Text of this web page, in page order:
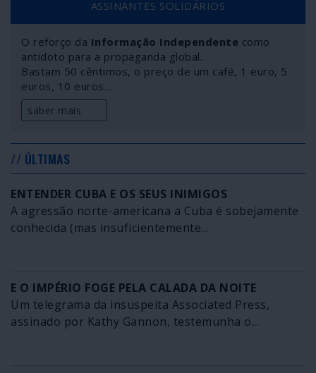
empresas chinesas possuidoras do plano A para
restauração e modernização das infraestruturas
desenvolvimentistas e produtivas do país. O Líbano
está numa encruzilhada: mais da mesma degradação sob
o mito neoliberal da “Paris do Oriente”; ou virar-se para
Leste, ao reencontro da história, da cultura e de uma via
de desenvolvimento independente.
ASSINANTES SOLIDÁRIOS
O reforço da Informação Independente como
antídoto para a propaganda global.
Bastam 50 cêntimos, o preço de um café, 1 euro, 5
euros, 10 euros…
saber mais
// ÚLTIMAS
ENTENDER CUBA E OS SEUS INIMIGOS
A agressão norte-americana a Cuba é sobejamente
conhecida (mas insuficientemente...
E O IMPÉRIO FOGE PELA CALADA DA NOITE
Um telegrama da insuspeita Associated Press,
assinado por Kathy Gannon, testemunha o...